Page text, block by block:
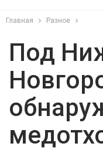
Главная Разное
Под